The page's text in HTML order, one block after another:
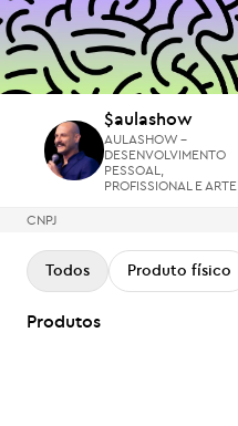
$aulashow
AULASHOW -
DESENVOLVIMENTO
PESSOAL,
PROFISSIONAL E ARTE
$aulashow
AULASHOW -
DESENVOLVIMENTO
PESSOAL,
PROFISSIONAL E ARTE
CNPJ
Todos Produto físico
Produtos